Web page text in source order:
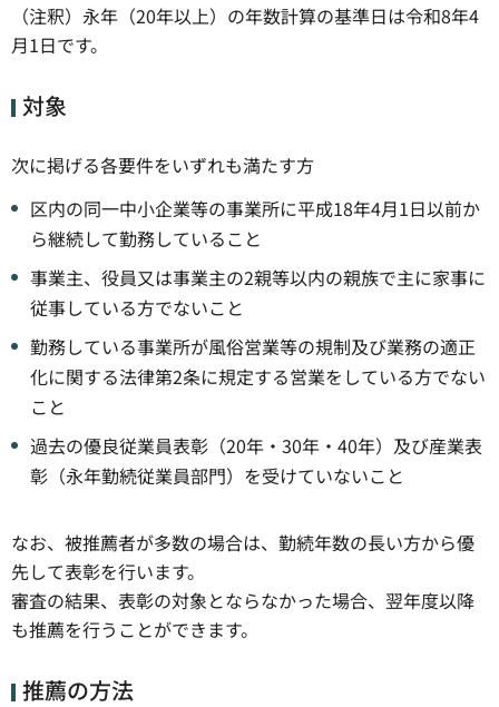
（注釈）永年（20年以上）の年数計算の基準日は令和8年4
月1日です。
対象
次に掲げる各要件をいずれも満たす方
区内の同一中小企業等の事業所に平成18年4月1日以前か
ら継続して勤務していること
事業主、役員又は事業主の2親等以内の親族で主に家事に
従事している方でないこと
勤務している事業所が風俗営業等の規制及び業務の適正
化に関する法律第2条に規定する営業をしている方でない
こと
過去の優良従業員表彰（20年・30年・40年）及び産業表
彰（永年勤続従業員部門）を受けていないこと
なお、被推薦者が多数の場合は、勤続年数の長い方から優
先して表彰を行います。
審査の結果、表彰の対象とならなかった場合、翌年度以降
も推薦を行うことができます。
推薦の方法